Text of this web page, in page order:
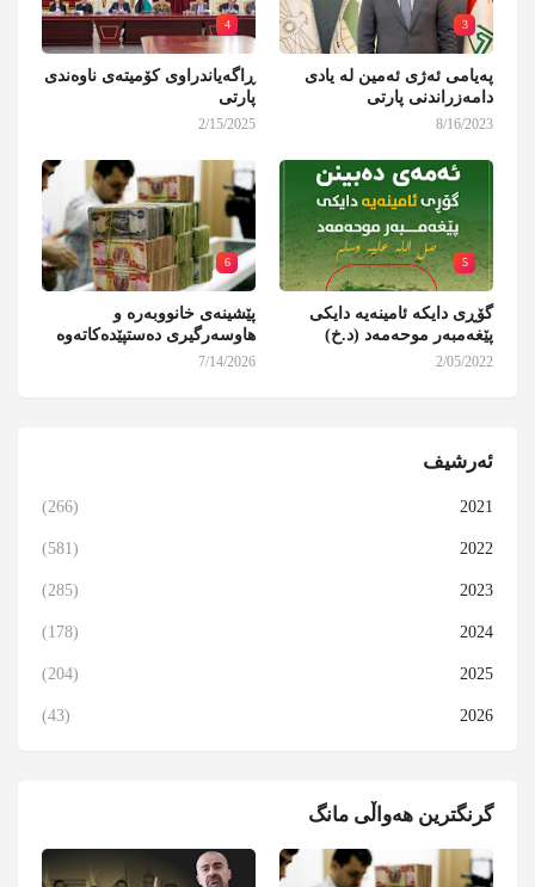
3
پەیامی ئەژی ئەمین لە یادی
دامەزراندنی پارتی
8/16/2023
4
ڕاگەیاندراوی کۆمیتەی ناوەندی
پارتی
2/15/2025
5
گۆڕی دایکە ئامینەیە دایکی
پێغەمبەر موحەمەد (د.خ)
2/05/2022
6
پێشینەی خانووبەرە و
هاوسەرگیری دەستپێدەکاتەوە
7/14/2026
ئەرشیف
2021
(266)
2022
(581)
2023
(285)
2024
(178)
2025
(204)
2026
(43)
گرنگترین هەواڵی مانگ